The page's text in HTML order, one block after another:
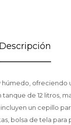
Descripción
húmedo,
de 12 litros,
un cepillo
bolsa de tela para